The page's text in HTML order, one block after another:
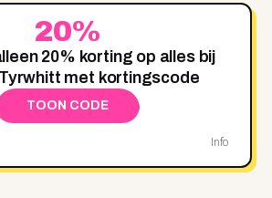
20%
20% korting op alles bij
met kortingscode
TOON CODE
Info